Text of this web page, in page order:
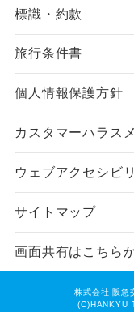
標識・約款
旅行条件書
個人情報保護方針
カスタマーハラス
ウェブアクセシビ
サイトマップ
画面共有はこちら
株式会社 阪急
(C)HANKYU